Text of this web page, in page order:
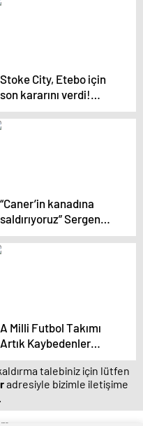
Stoke City, Etebo için
son kararını verdi!…
“Caner’in kanadına
saldırıyoruz” Sergen
Yalçın’ın hücum
planları
A Milli Futbol Takımı
Artık Kaybedenler
Ligine Düştü
talebiniz için lütfen
adresiyle bizimle iletişime